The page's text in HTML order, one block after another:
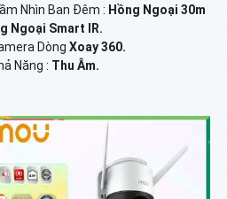
Nhìn Ban Đêm : Hồng Ngoại 30m
Ngoại Smart IR.
DòngXoay 360.
Năng : Thu Âm.